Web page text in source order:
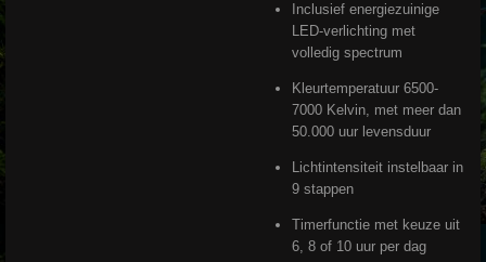
Inclusief energiezuinige
LED-verlichting met
volledig spectrum
Kleurtemperatuur 6500-
7000 Kelvin, met meer dan
50.000 uur levensduur
Lichtintensiteit instelbaar in
9 stappen
Timerfunctie met keuze uit
6, 8 of 10 uur per dag